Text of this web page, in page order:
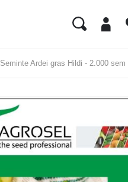
Seminte Ardei gras Hildi - 2.000 sem